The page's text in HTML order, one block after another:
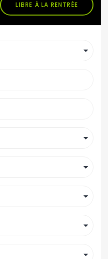
LIBRE À LA RENTRÉE